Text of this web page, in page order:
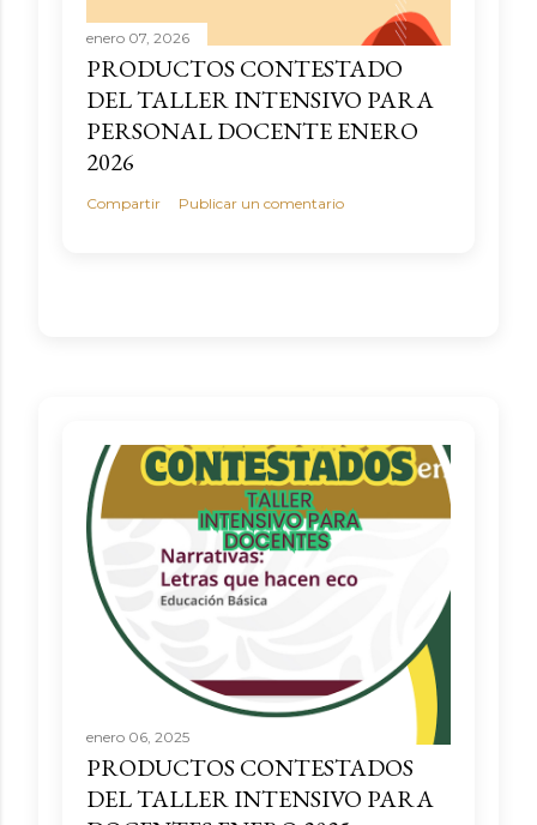
enero 07, 2026
PRODUCTOS CONTESTADO
DEL TALLER INTENSIVO PARA
PERSONAL DOCENTE ENERO
2026
Compartir Publicar un comentario
enero 06, 2025
PRODUCTOS CONTESTADOS
DEL TALLER INTENSIVO PARA